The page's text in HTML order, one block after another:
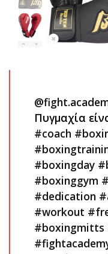
Πυγμαχία
#coach
#boxingday
#boxinggym
#dedication
#workout
#boxingmitts